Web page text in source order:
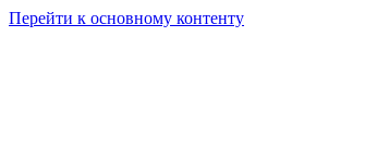
Перейти к основному контенту